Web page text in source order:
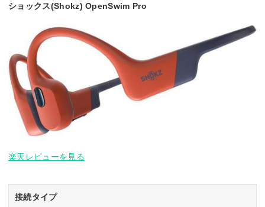
ショックス(Shokz) OpenSwim Pro
楽天レビューを見る
接続タイプ